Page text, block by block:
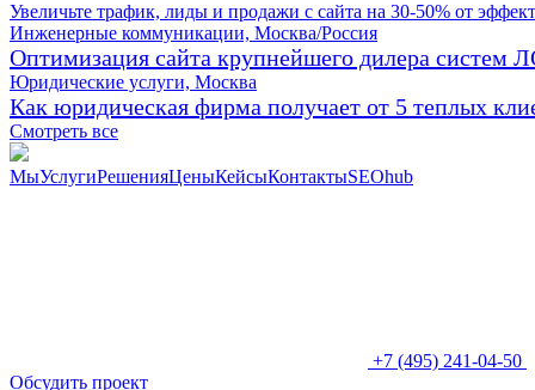
Увеличьте трафик, лиды и продажи с сайта на 30-50% от
Инженерные коммуникации, Москва/Россия
Оптимизация сайта крупнейшего дилера систем
Юридические услуги, Москва
Как юридическая фирма получает от 5 теплых
Смотреть все
МыУслугиРешенияЦеныКейсыКонтактыSEOhub
+7 (495) 241-04-50
Обсудить проект